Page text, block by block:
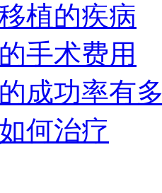
植的疾病
手术费用
成功率有
何治疗